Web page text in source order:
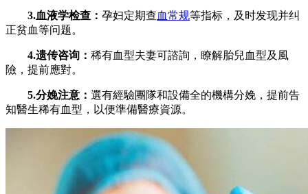
3.血液学检查： 孕妇定期查血常规等指标，及时发现并纠
正贫血等问题。
4.遗传咨询： 稀有血型夫妻可諮詢，瞭解胎兒血型及風
險，提前應對。
5.分娩注意： 選有經驗團隊和設備全的機構分娩，提前告
知醫生稀有血型，以便準備醫療資源。